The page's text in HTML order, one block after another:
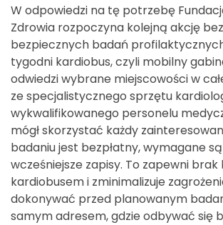
W odpowiedzi na tę potrzebę
Zdrowia rozpoczyna kolejną akcję
bezpiecznych badań
tygodni kardiobus, czyli mobilny
odwiedzi wybrane miejscowości w
ze specjalistycznego sprzętu
wykwalifikowanego personelu
mógł skorzystać każdy
badaniu jest bezpłatny, wymagane
wcześniejsze zapisy. To zapewni
kardiobusem i zminimalizuje
dokonywać przed planowanym
samym adresem, gdzie odbywać się